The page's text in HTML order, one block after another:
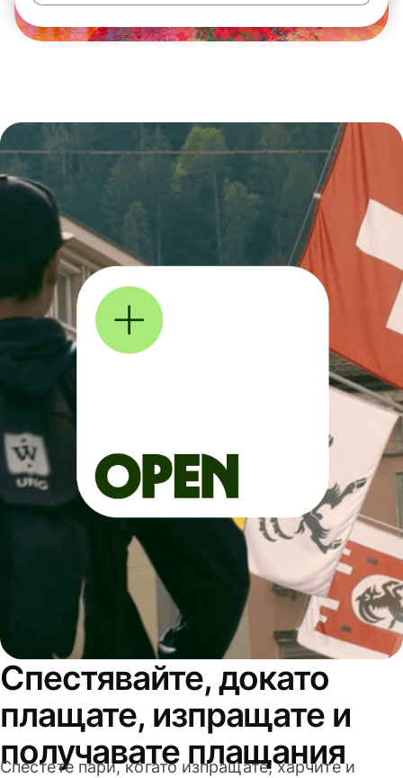
Спестявайте, докато
плащате, изпращате и
получавате плащания
Спестете пари, когато изпращате, харчите и